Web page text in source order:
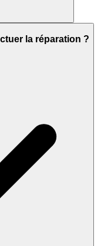
la réparation ?